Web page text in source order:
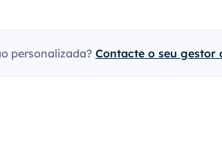
personalizada? Contacte o seu gestor